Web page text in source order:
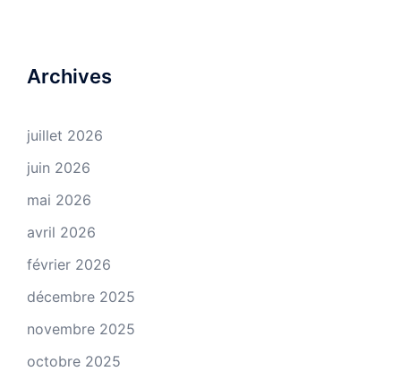
Archives
juillet 2026
juin 2026
mai 2026
avril 2026
février 2026
décembre 2025
novembre 2025
octobre 2025